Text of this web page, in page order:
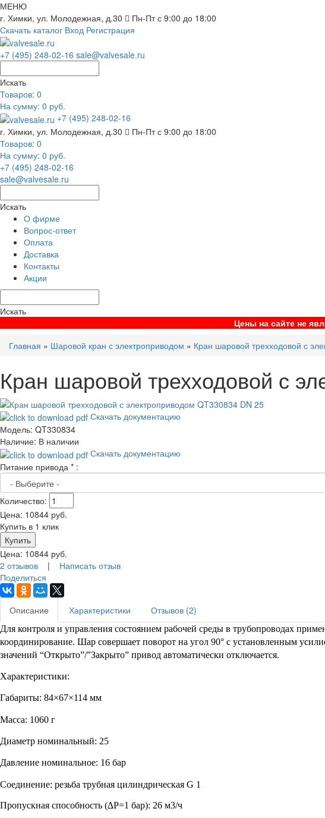
МЕНЮ
г. Химки, ул. Молодежная, д.30
Пн-Пт с 9:00 до 18:00
Скачать каталог Вход Регистрация
+7 (495) 248-02-16 sale@valvesale.ru
Искать
Товаров: 0
На сумму: 0 руб.
+7 (495) 248-02-16
г. Химки, ул. Молодежная, д.30
Пн-Пт с 9:00 до 18:00
Товаров: 0
На сумму: 0 руб.
+7 (495) 248-02-16
sale@valvesale.ru
Искать
О фирме
Вопрос-ответ
Оплата
Доставка
Контакты
Акции
Искать
Цены на сайте не
Главная » Шаровой кран с электроприводом » Кран шаровой трехходовой с
Кран шаровой трехходовой с
Скачать документацию
Модель: QT330834
Наличие: В наличии
Скачать документацию
Питание привода * :
Количество:
Цена: 10844 руб.
Купить в 1 клик
Цена: 10844 руб.
2 отзывов | Написать отзыв
Поделиться
Описание Характеристики Отзывов (2)
Для контроля и управления состоянием рабочей среды в трубопроводах
координирование. Шар совершает поворот на угол 90° с установленным
значений “Открыто”/”Закрыто” привод автоматически отключается.
Характеристики:
Габариты: 84×67×114 мм
Масса: 1060 г
Диаметр номинальный: 25
Давление номинальное: 16 бар
Соединение: резьба трубная цилиндрическая G 1
Пропускная способность (∆P=1 бар): 26 м3/ч